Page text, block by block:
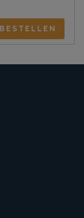
BESTELLEN